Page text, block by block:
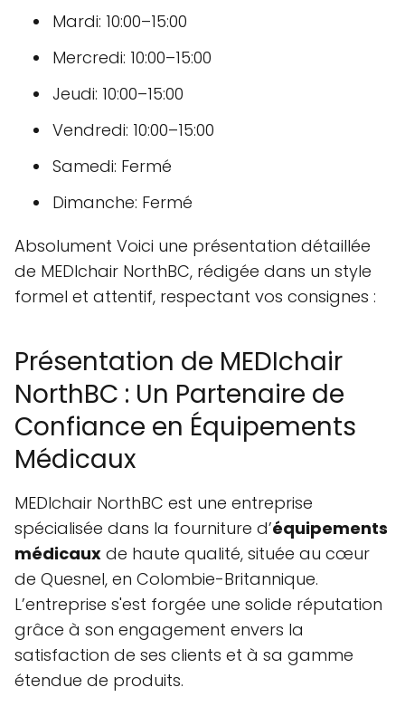
Mardi: 10:00–15:00
Mercredi: 10:00–15:00
Jeudi: 10:00–15:00
Vendredi: 10:00–15:00
Samedi: Fermé
Dimanche: Fermé
Absolument Voici une présentation détaillée
de MEDIchair NorthBC, rédigée dans un style
formel et attentif, respectant vos consignes :
Présentation de MEDIchair
NorthBC : Un Partenaire de
Confiance en Équipements
Médicaux
MEDIchair NorthBC est une entreprise
spécialisée dans la fourniture d’équipements
médicaux de haute qualité, située au cœur
de Quesnel, en Colombie-Britannique.
L’entreprise s'est forgée une solide réputation
grâce à son engagement envers la
satisfaction de ses clients et à sa gamme
étendue de produits.